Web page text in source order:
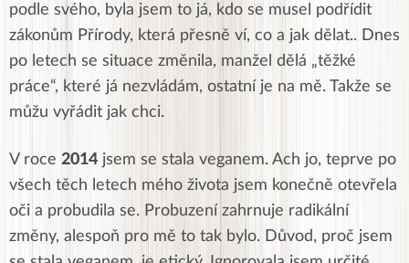
podle svého, byla jsem to já, kdo se musel podřídit
zákonům Přírody, která přesně ví, co a jak dělat.. Dnes
po letech se situace změnila, manžel dělá „těžké
práce“, které já nezvládám, ostatní je na mě. Takže se
můžu vyřádit jak chci.
V roce 2014 jsem se stala veganem. Ach jo, teprve po
všech těch letech mého života jsem konečně otevřela
oči a probudila se. Probuzení zahrnuje radikální
změny, alespoň pro mě to tak bylo. Důvod, proč jsem